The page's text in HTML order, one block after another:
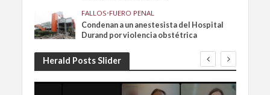
FALLOS•FUERO PENAL
Condenan a un anestesista del Hospital
Durand por violencia obstétrica
Herald Posts Slider